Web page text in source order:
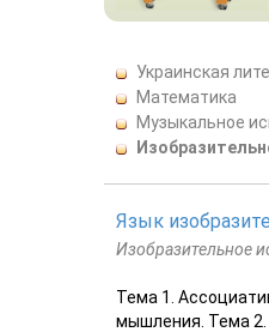
Украинская
Математика
Музыкальное
Язык
Изобразительное
Тема 1.
мышления. Тема 2.